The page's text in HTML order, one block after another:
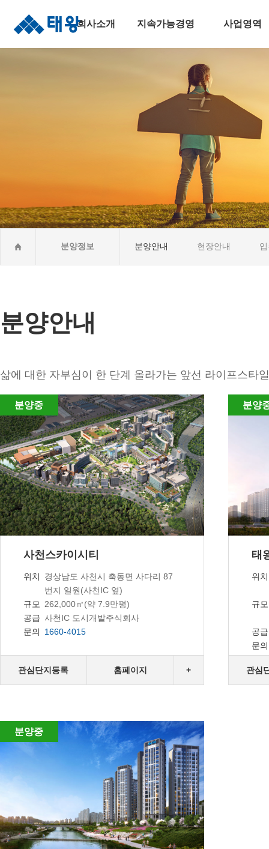
회사소개 지속가능경영
지속가능경영
안전보건경영
윤리준법경영
사회공헌활동CSR
사업영역
건축사업
산업&환경설비
해외건설사업
분양정보 분양안내 현장안내
분양안내
삶에 대한 자부심이 한 단계 올라가는 앞선 라이프스타
분양중
사천스카이시티
위치
경상남도 사천시 축동면 사다리 87
번지 일원(사천IC 옆)
규모 262,000㎡(약 7.9만평)
공급 사천IC 도시개발주식회사
문의 1660-4015
관심단지등록 홈페이지 +
분양
태
위치
규모
공급
문의
관심
분양중